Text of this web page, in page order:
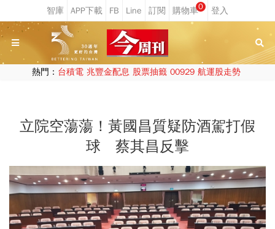
0
熱門： 台積電 兆豐金配息 股票抽籤 00929 航運股走勢
立院空蕩蕩！黃國昌質疑防酒駕打假
球 蔡其昌反擊